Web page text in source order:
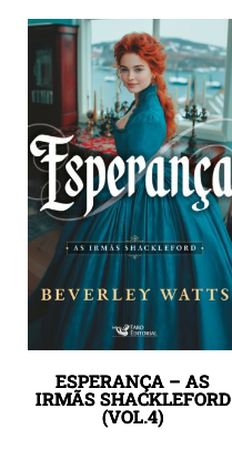
ESPERANÇA – AS
IRMÃS SHACKLEFORD
(VOL.4)